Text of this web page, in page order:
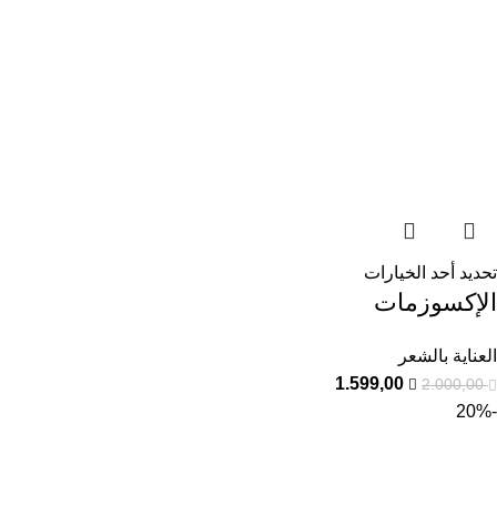
تحديد أحد الخيارات
الإكسوزمات
العناية بالشعر
2.000,00
1.599,00
-20%